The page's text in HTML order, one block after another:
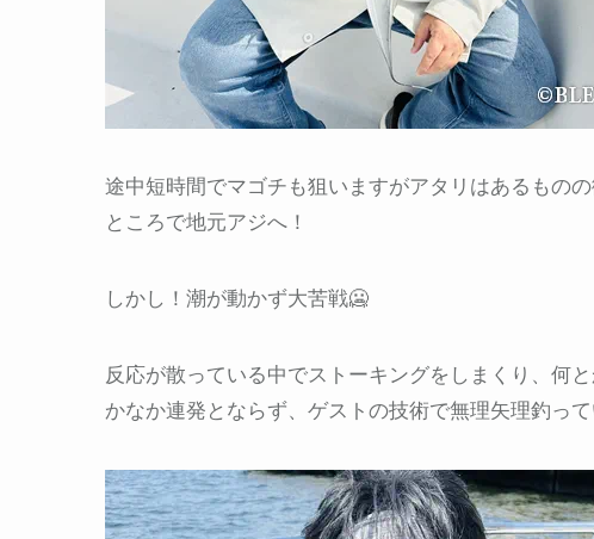
途中短時間でマゴチも狙いますがアタリはあるもの
ところで地元アジへ！
しかし！潮が動かず大苦戦🥶
反応が散っている中でストーキングをしまくり、何
かなか連発とならず、ゲストの技術で無理矢理釣っ